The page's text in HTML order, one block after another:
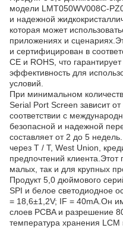
модели LMT050WV008C-
и надежной
которая может
приложениях и
и сертифицирован в
CE и ROHS, что
эффективность для
условий.
При минимальном
Serial Port Screen зависит от
соответствии с
безопасной и надежной
составляет от 2 до 5
через T / T, West Union,
предпочтений клиента.Этот
малых, так и для крупных
Продукт 5,0 дюймового
SPI и белое светодиодное
= 18,6±1,2V; IF = 40mA.Он
слоев PCBA и разрешение
температура хранения LCM